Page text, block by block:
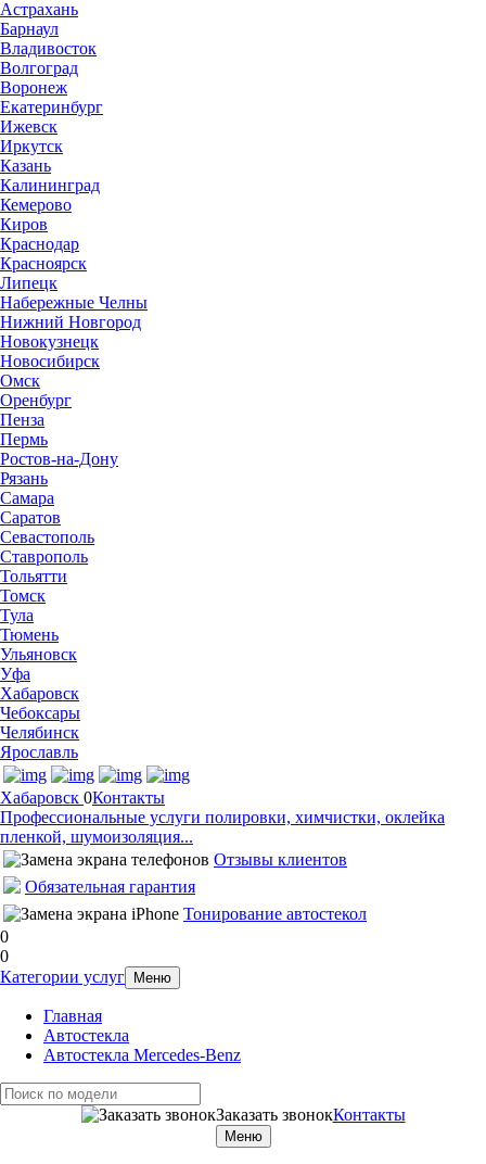
Астрахань
Барнаул
Владивосток
Волгоград
Воронеж
Екатеринбург
Ижевск
Иркутск
Казань
Калининград
Кемерово
Киров
Краснодар
Красноярск
Липецк
Набережные Челны
Нижний Новгород
Новокузнецк
Новосибирск
Омск
Оренбург
Пенза
Пермь
Ростов-на-Дону
Рязань
Самара
Саратов
Севастополь
Ставрополь
Тольятти
Томск
Тула
Тюмень
Ульяновск
Уфа
Хабаровск
Чебоксары
Челябинск
Ярославль
Хабаровск 0Контакты
Профессиональные услуги полировки, химчистки, оклейка
пленкой, шумоизоляция...
Отзывы клиентов
Обязательная гарантия
Тонирование автостекол
0
0
Категории услуг
Меню
Главная
Автостекла
Автостекла Mercedes-Benz
Заказать звонокКонтакты
Меню